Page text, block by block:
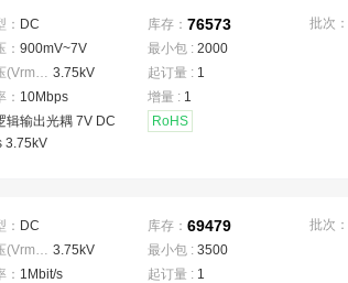
： DC
： 900mV~7V
隔离电压(Vrms)：3.75kV
： 10Mbps
辑输出光耦 7V DC
3.75kV
库存：76573
最小包 :2000
起订量 : 1
增量 : 1
RoHS
批次：
： DC
隔离电压(Vrms)：3.75kV
： 1Mbit/s
库存：69479
最小包 :3500
起订量 : 1
批次：